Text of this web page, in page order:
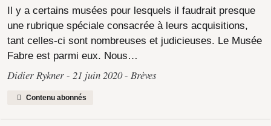
Il y a certains musées pour lesquels il faudrait presque
une rubrique spéciale consacrée à leurs acquisitions,
tant celles-ci sont nombreuses et judicieuses. Le Musée
Fabre est parmi eux. Nous…
Didier Rykner 21 juin 2020 Brèves
Contenu abonnés